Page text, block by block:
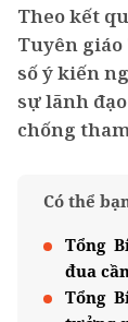
Theo kết
Tuyên
số ý kiến
sự lãnh
chống
Có thể
Tổng
đua
Tổng